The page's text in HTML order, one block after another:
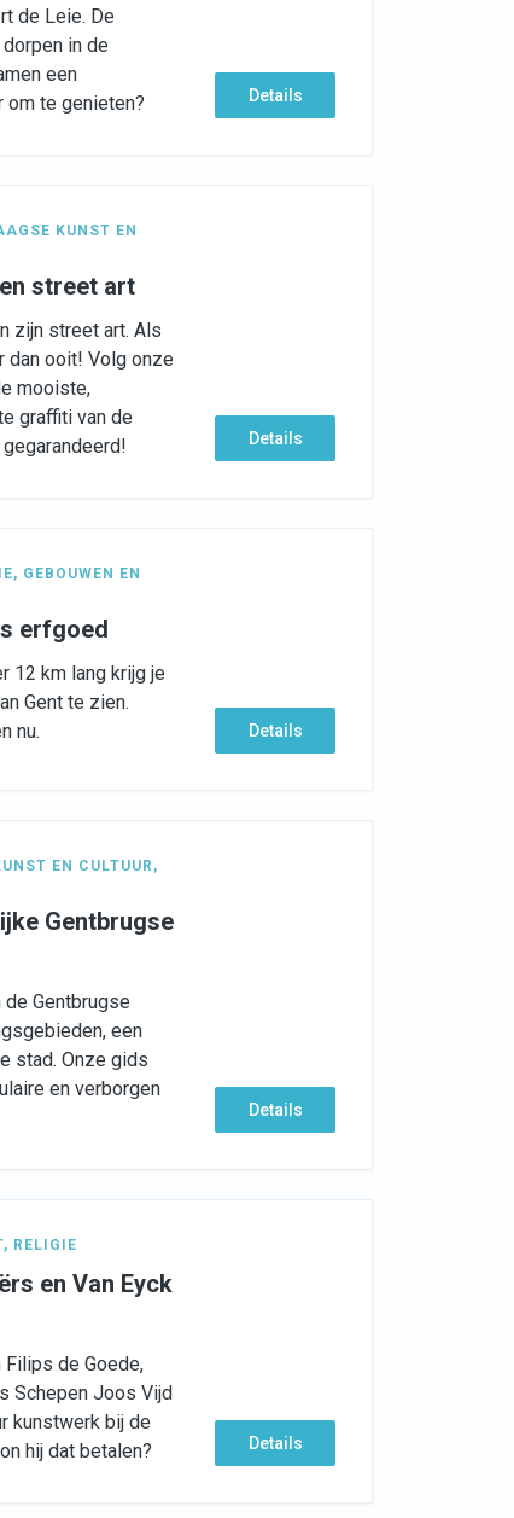
de Leie. De
in de
een
om te genieten?
Details
KUNST EN
street art
zijn street art. Als
dan ooit! Volg onze
mooiste,
graffiti van de
Details
, GEBOUWEN EN
erfgoed
12 km lang krijg je
Gent te zien.
nu.
Details
EN CULTUUR ,
Gentbrugse
Gentbrugse
een
stad. Onze gids
en verborgen
Details
, RELIGIE
en Van Eyck
Filips de Goede,
Schepen Joos Vijd
kunstwerk bij de
hij dat betalen?
Details